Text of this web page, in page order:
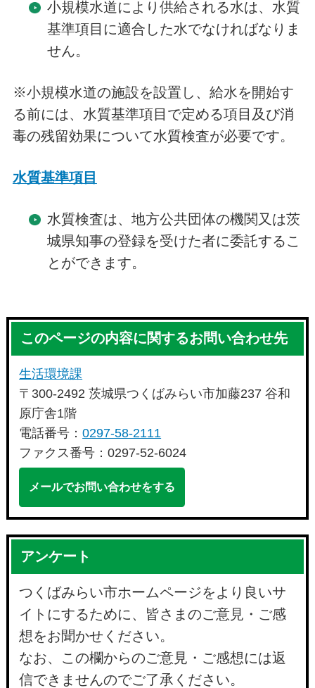
小規模水道により供給される水は、水質
基準項目に適合した水でなければなりま
せん。
※小規模水道の施設を設置し、給水を開始す
る前には、水質基準項目で定める項目及び消
毒の残留効果について水質検査が必要です。
水質基準項目
水質検査は、地方公共団体の機関又は茨
城県知事の登録を受けた者に委託するこ
とができます。
このページの内容に関するお問い合わせ先
生活環境課
〒300-2492 茨城県つくばみらい市加藤237 谷和
原庁舎1階
電話番号：0297-58-2111
ファクス番号：0297-52-6024
メールでお問い合わせをする
アンケート
つくばみらい市ホームページをより良いサ
イトにするために、皆さまのご意見・ご感
想をお聞かせください。
なお、この欄からのご意見・ご感想には返
信できませんのでご了承ください。